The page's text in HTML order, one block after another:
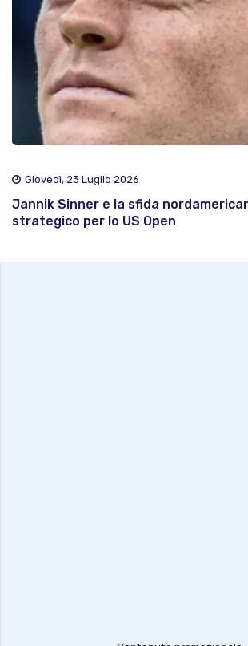
Giovedì, 23 Luglio 2026
Jannik Sinner e la sfida
strategico per lo US Open